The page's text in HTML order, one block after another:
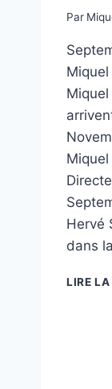
Par
Miquel
Hervé
dans
LIRE